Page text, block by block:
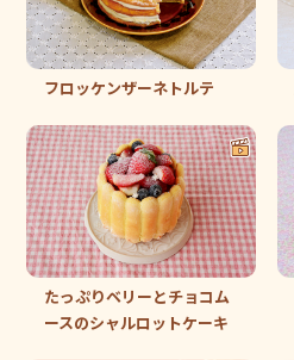
フロッケンザーネトルテ
たっぷりベリーとチョコム
ースのシャルロットケーキ